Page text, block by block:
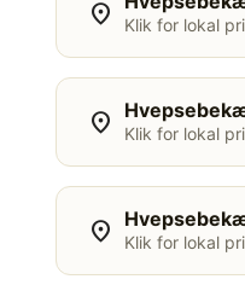
location_on Klik for lokal
location_on Klik for lokal
location_on Klik for lokal